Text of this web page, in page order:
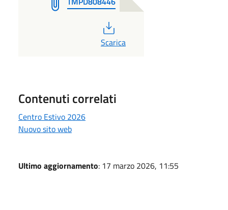
PDF
Scarica
Contenuti correlati
Centro Estivo 2026
Nuovo sito web
Ultimo aggiornamento: 17 marzo 2026, 11:55